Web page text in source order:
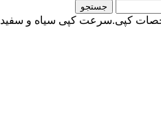
جستجو
کپی.سرعت کپی سیاه و سفید